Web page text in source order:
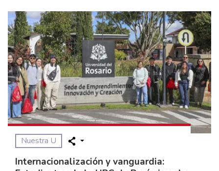
Nuestra U
Internacionalización y vanguardia: